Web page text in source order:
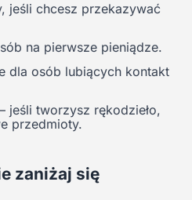
jeśli chcesz przekazywać
na pierwsze pieniądze.
dla osób lubiących kontakt
– jeśli tworzysz rękodzieło,
przedmioty.
zaniżaj się